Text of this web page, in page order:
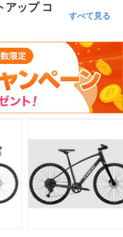
アップ コ
すべて見る